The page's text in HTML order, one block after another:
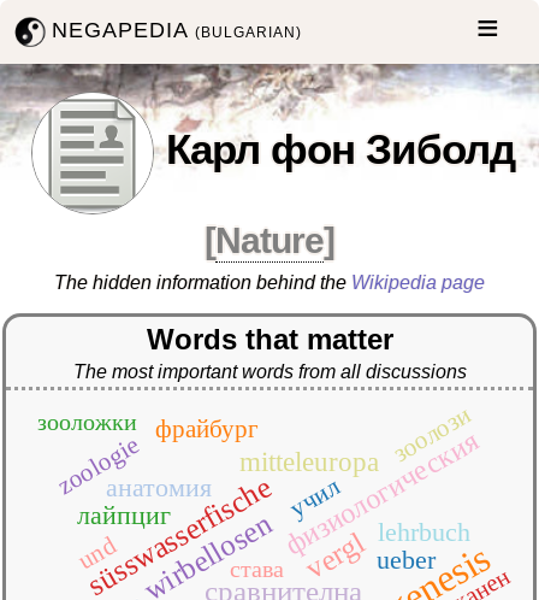
NEGAPEDIA(BULGARIAN)
Карл фон Зиболд
[Nature]
The hidden information behind the Wikipedia page
Words that matter
The most important words from all discussions
süsswasserfische vergl
wirbellosenсравнителна
физиологическия
mitteleuropa
lehrbuch
ueber
анатомия
лайпциг
und
zoologie зоолози
учил
фрайбург
зооложки
става